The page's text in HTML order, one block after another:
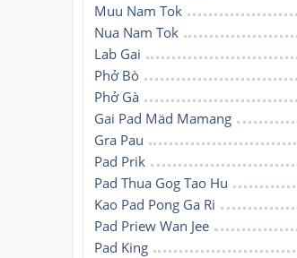
Muu Nam Tok
Nua Nam Tok
Lab Gai
Phở Bò
Phở Gà
Gai Pad Mäd Mamang
Gra Pau
Pad Prik
Pad Thua Gog Tao Hu
Kao Pad Pong Ga Ri
Pad Priew Wan Jee
Pad King